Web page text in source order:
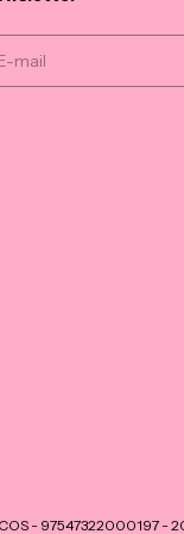
- 97547322000197 -